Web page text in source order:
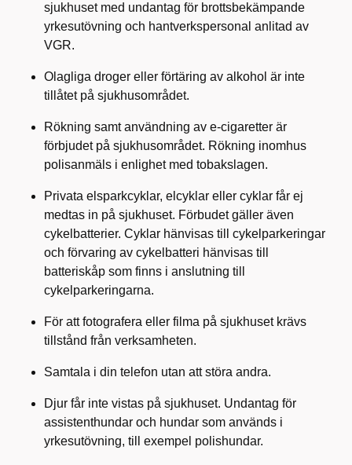
sjukhuset med undantag för brottsbekämpande
yrkesutövning och hantverkspersonal anlitad av
VGR.
Olagliga droger eller förtäring av alkohol är inte
tillåtet på sjukhusområdet.
Rökning samt användning av e-cigaretter är
förbjudet på sjukhusområdet. Rökning inomhus
polisanmäls i enlighet med tobakslagen.
Privata elsparkcyklar, elcyklar eller cyklar får ej
medtas in på sjukhuset. Förbudet gäller även
cykelbatterier. Cyklar hänvisas till cykelparkeringar
och förvaring av cykelbatteri hänvisas till
batteriskåp som finns i anslutning till
cykelparkeringarna.
För att fotografera eller filma på sjukhuset krävs
tillstånd från verksamheten.
Samtala i din telefon utan att störa andra.
Djur får inte vistas på sjukhuset. Undantag för
assistenthundar och hundar som används i
yrkesutövning, till exempel polishundar.